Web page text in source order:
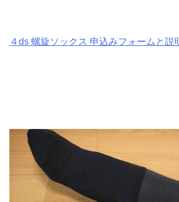
４ds 螺旋ソックス 申込みフォームと説